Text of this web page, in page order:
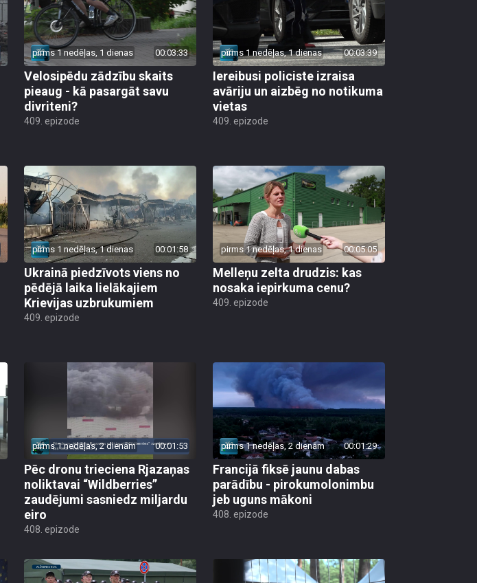
pirms 1 nedēļas, 1 dienas 00:03:33
Velosipēdu zādzību skaits
pieaug - kā pasargāt savu
divriteni?
409. epizode
pirms 1 nedēļas, 1 dienas 00:03:39
Iereibusi policiste izraisa
avāriju un aizbēg no notikuma
vietas
409. epizode
pirms 1 nedēļas, 1 dienas 00:01:58
Ukrainā piedzīvots viens no
pēdējā laika lielākajiem
Krievijas uzbrukumiem
409. epizode
pirms 1 nedēļas, 1 dienas 00:05:05
Melleņu zelta drudzis: kas
nosaka iepirkuma cenu?
409. epizode
pirms 1 nedēļas, 2 dienām 00:01:53
Pēc dronu trieciena Rjazaņas
noliktavai “Wildberries”
zaudējumi sasniedz miljardu
eiro
408. epizode
pirms 1 nedēļas, 2 dienām 00:01:29
Francijā fiksē jaunu dabas
parādību - pirokumolonimbu
jeb uguns mākoni
408. epizode